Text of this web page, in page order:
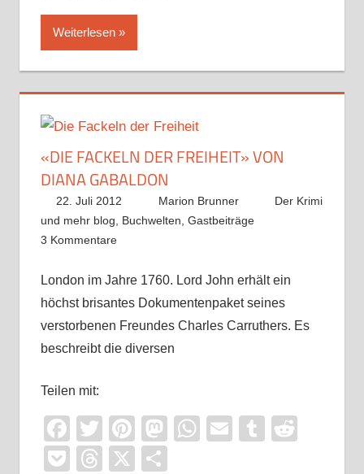
Weiterlesen
«DIE FACKELN DER FREIHEIT» VON
DIANA GABALDON
22. Juli 2012 Marion Brunner
Der Krimi
und mehr blog
Buchwelten Gastbeiträge
3 Kommentare
London im Jahre 1760. Lord John erhält ein
höchst brisantes Dokumentenpaket seines
verstorbenen Freundes Charles Carruthers. Es
beschreibt die diversen
Teilen mit:
Facebook
TwitterPinterest
Mastodon
WhatsApp
EmailTumblr
PocketThreads
X